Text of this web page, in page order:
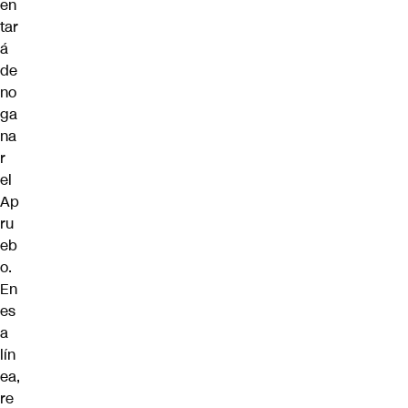
en
tar
á
de
no
ga
na
r
el
Ap
ru
eb
o.
En
es
a
lín
ea,
re